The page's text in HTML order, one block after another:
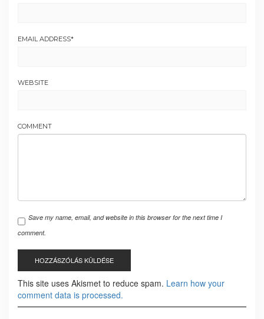
EMAIL ADDRESS*
WEBSITE
COMMENT
Save my name, email, and website in this browser for the next time I
comment.
This site uses Akismet to reduce spam. Learn how your
comment data is processed.